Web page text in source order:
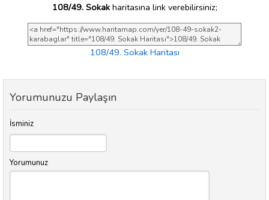
108/49. Sokakharitasına link verebilirsiniz;
108/49. Sokak Haritası
Yorumunuzu Paylaşın
İsminiz
Yorumunuz